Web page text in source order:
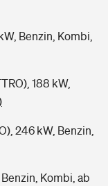
Benzin, Kombi,
188 kW,
246 kW, Benzin,
Kombi, ab